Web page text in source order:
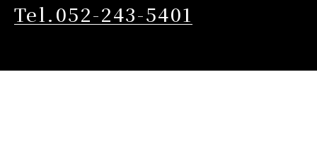
Tel.052-243-5401